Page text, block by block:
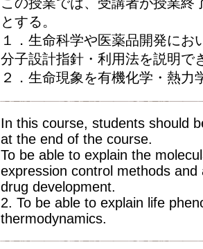
とする。
１．生命科学や医薬品開発に
分子設計指針・利用法を説明で
２．生命現象を有機化学・熱力
In this course, students should
at the end of the course.
To be able to explain the
expression control methods
drug development.
2. To be able to explain life
thermodynamics.